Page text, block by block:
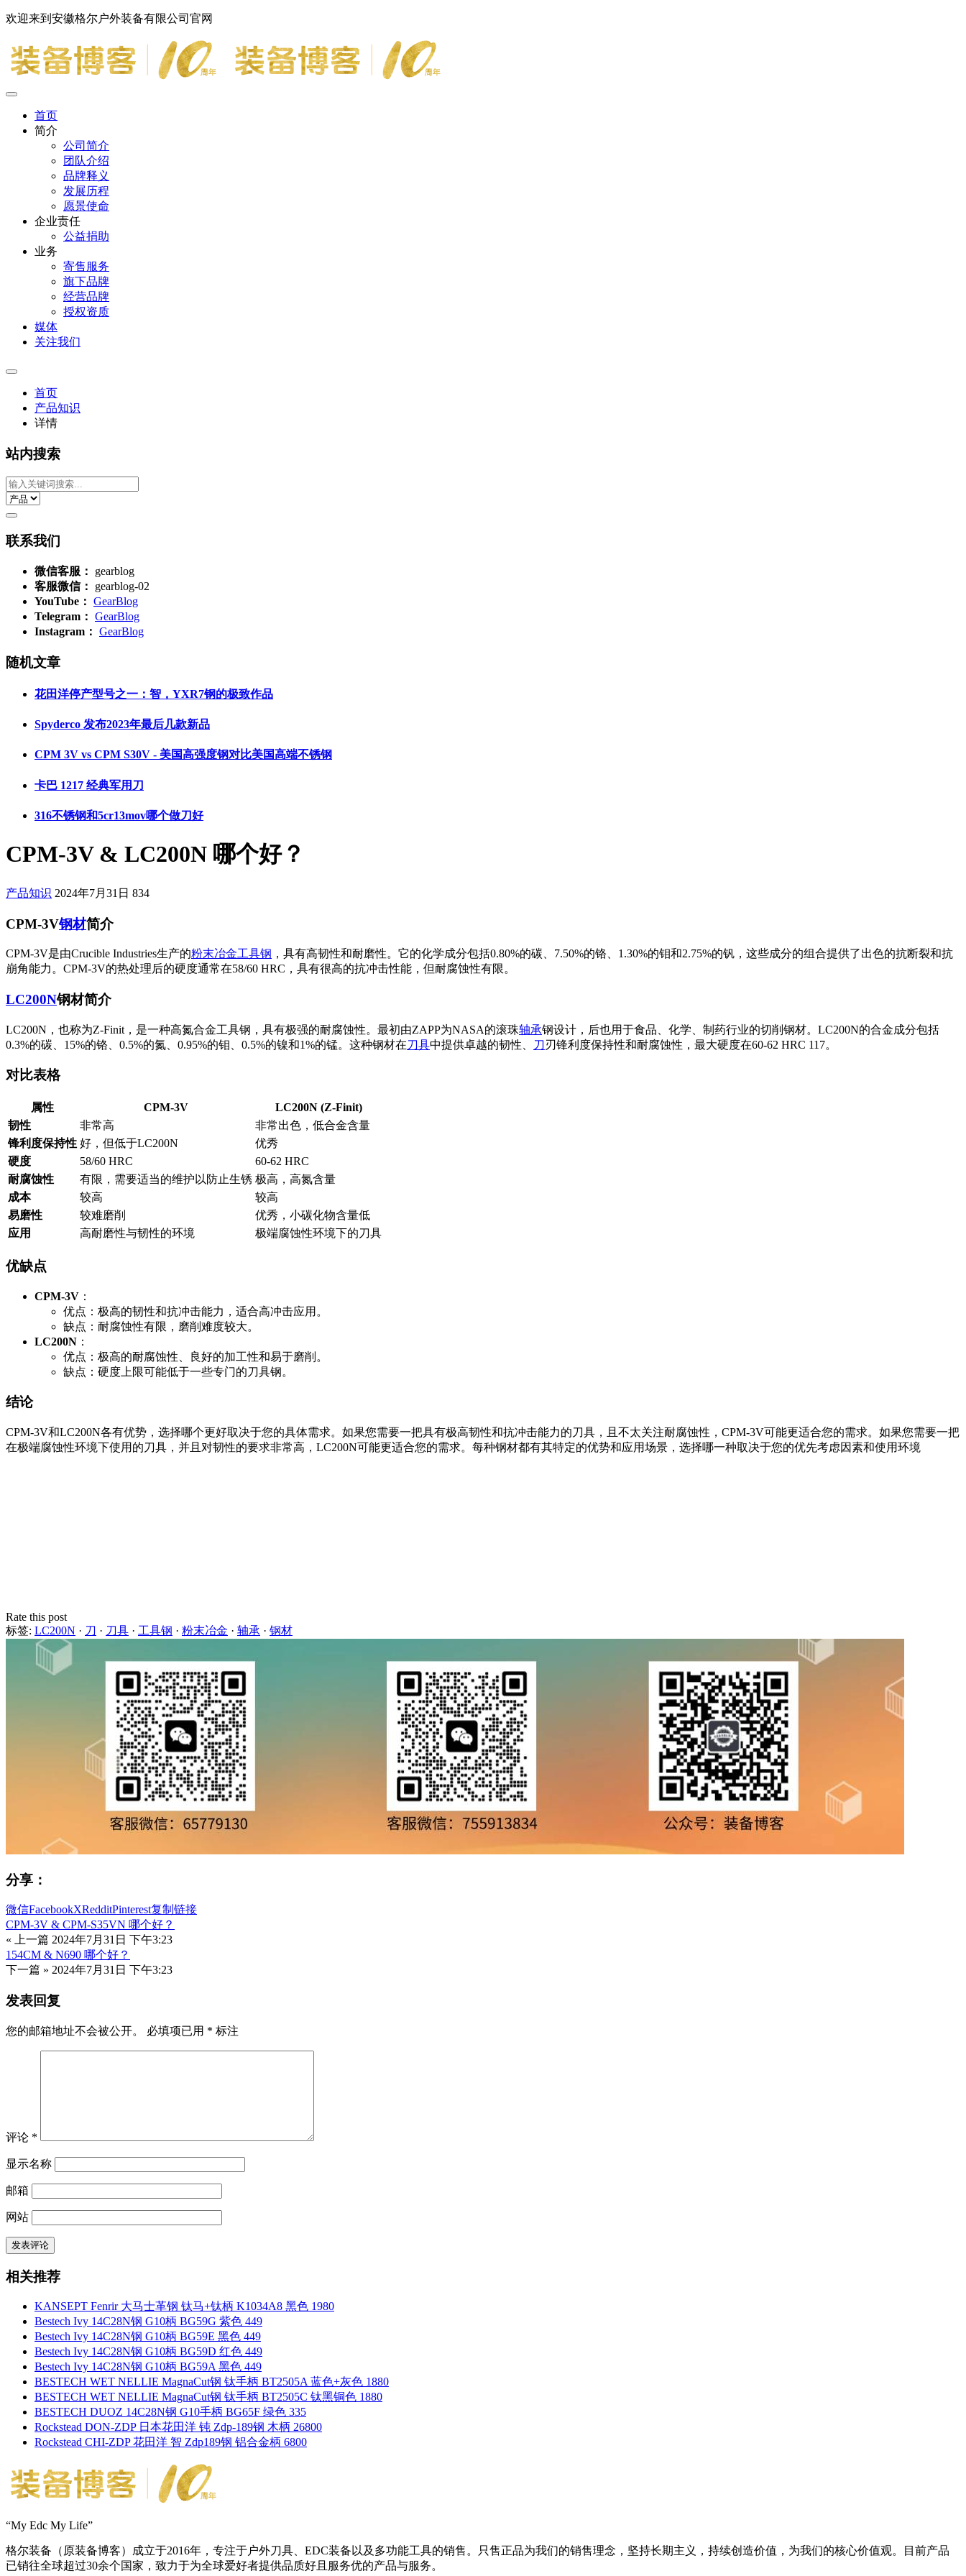
欢迎来到安徽格尔户外装备有限公司官网
首页
简介
公司简介
团队介绍
品牌释义
发展历程
愿景使命
企业责任
公益捐助
业务
寄售服务
旗下品牌
经营品牌
授权资质
媒体
关注我们
首页
产品知识
详情
站内搜索
联系我们
微信客服：
gearblog
客服微信：
gearblog-02
YouTube： GearBlog
Telegram： GearBlog
Instagram： GearBlog
随机文章
花田洋停产型号之一：智，YXR7钢的极致作品
Spyderco 发布2023年最后几款新品
CPM 3V vs CPM S30V - 美国高强度钢对比美国高端不锈钢
卡巴 1217 经典军用刀
316不锈钢和5cr13mov哪个做刀好
CPM-3V & LC200N 哪个好？
产品知识 2024年7月31日 834
CPM-3V钢材简介
CPM-3V是由Crucible Industries生产的粉末冶金工具钢 ，具有高韧性和耐磨性。它的化学成分包括0.80%的碳、7.50%的铬、1.30%的钼和2.75%的钒，这些成分的组合提供了出色的抗断裂和抗
崩角能力。CPM-3V的热处理后的硬度通常在58/60 HRC，具有很高的抗冲击性能，但耐腐蚀性有限。
LC200N钢材简介
LC200N，也称为Z-Finit，是一种高氮合金工具钢，具有极强的耐腐蚀性。最初由ZAPP为NASA的滚珠轴承钢设计，后也用于食品、化学、制药行业的切削钢材。LC200N的合金成分包括
0.3%的碳、15%的铬、0.5%的氮、0.95%的钼、0.5%的镍和1%的锰。这种钢材在刀具中提供卓越的韧性、 刀 刃锋利度保持性和耐腐蚀性，最大硬度在60-62 HRC 117。
对比表格
属性 CPM-3V
LC200N (Z-Finit)
韧性
非常高
非常出色，低合金含量
锋利度保持性 好，但低于LC200N
优秀
硬度
58/60 HRC
60-62 HRC
耐腐蚀性
有限，需要适当的维护以防止生锈 极高，高氮含量
成本
较高
较高
易磨性
较难磨削
优秀，小碳化物含量低
应用
高耐磨性与韧性的环境 极端腐蚀性环境下的刀具
优缺点
CPM-3V ：
优点：极高的韧性和抗冲击能力，适合高冲击应用。
缺点：耐腐蚀性有限，磨削难度较大。
LC200N ：
优点：极高的耐腐蚀性、良好的加工性和易于磨削。
缺点：硬度上限可能低于一些专门的刀具钢。
结论
CPM-3V和LC200N各有优势，选择哪个更好取决于您的具体需求。如果您需要一把具有极高韧性和抗冲击能力的刀具，且不太关注耐腐蚀性，CPM-3V可能更适合您的需求。如果您需要一把
在极端腐蚀性环境下使用的刀具，并且对韧性的要求非常高，LC200N可能更适合您的需求。每种钢材都有其特定的优势和应用场景，选择哪一种取决于您的优先考虑因素和使用环境
Rate this post
标签: LC200N · 刀 · 刀具 · 工具钢 · 粉末冶金 · 轴承 · 钢材
分享：
微信FacebookXRedditPinterest复制链接
CPM-3V & CPM-S35VN 哪个好？
« 上一篇 2024年7月31日 下午3:23
154CM & N690 哪个好？
下一篇 » 2024年7月31日 下午3:23
发表回复
您的邮箱地址不会被公开。 必填项已用 * 标注
评论 *
显示名称
邮箱
网站
相关推荐
KANSEPT Fenrir 大马士革钢 钛马+钛柄 K1034A8 黑色 1980
Bestech Ivy 14C28N钢 G10柄 BG59G 紫色 449
Bestech Ivy 14C28N钢 G10柄 BG59E 黑色 449
Bestech Ivy 14C28N钢 G10柄 BG59D 红色 449
Bestech Ivy 14C28N钢 G10柄 BG59A 黑色 449
BESTECH WET NELLIE MagnaCut钢 钛手柄 BT2505A 蓝色+灰色 1880
BESTECH WET NELLIE MagnaCut钢 钛手柄 BT2505C 钛黑铜色 1880
BESTECH DUOZ 14C28N钢 G10手柄 BG65F 绿色 335
Rockstead DON-ZDP 日本花田洋 钝 Zdp-189钢 木柄 26800
Rockstead CHI-ZDP 花田洋 智 Zdp189钢 铝合金柄 6800
“My Edc My Life”
格尔装备（原装备博客）成立于2016年，专注于户外刀具、EDC装备以及多功能工具的销售。只售正品为我们的销售理念，坚持长期主义，持续创造价值，为我们的核心价值观。目前产品
已销往全球超过30余个国家，致力于为全球爱好者提供品质好且服务优的产品与服务。